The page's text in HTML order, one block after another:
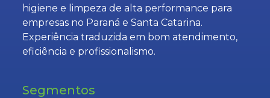
higiene e limpeza de alta performance para
empresas no Paraná e Santa Catarina.
Experiência traduzida em bom atendimento,
eficiência e profissionalismo.
Segmentos